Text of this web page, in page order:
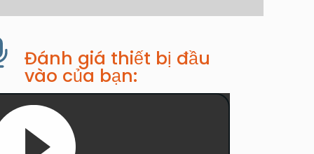
Đánh giá thiết bị đầu
vào của bạn: